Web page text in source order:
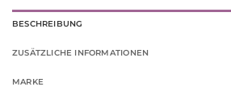
BESCHREIBUNG
ZUSÄTZLICHE INFORMATIONEN
MARKE